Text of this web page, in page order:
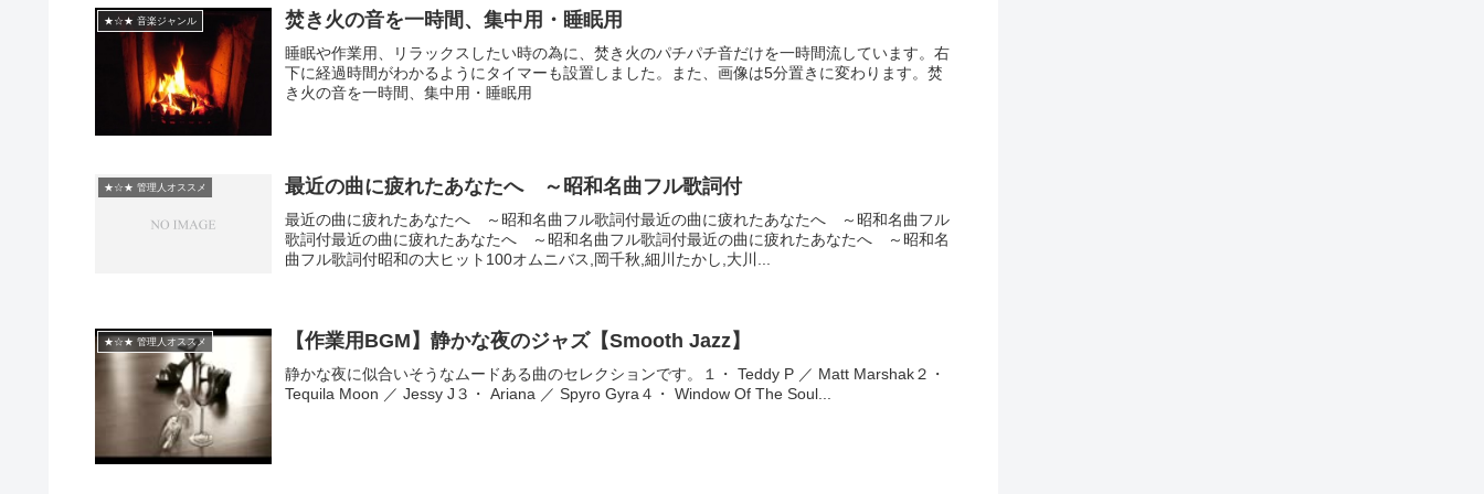
★☆★ 音楽ジャンル 焚き火の音を一時間、集中用・睡眠用
睡眠や作業用、リラックスしたい時の為に、焚き火のパチパチ音だけを一時間流しています。右
下に経過時間­がわかるようにタイマーも設置しました。また、画像は5分置きに変わります。焚
き火の音を一時間、集中用・睡眠用
★☆★ 管理人オススメ 最近の曲に疲れたあなたへ ～昭和名曲フル歌詞付
最近の曲に疲れたあなたへ ～昭和名曲フル歌詞付最近の曲に疲れたあなたへ ～昭和名曲フル
歌詞付最近の曲に疲れたあなたへ ～昭和名曲フル歌詞付最近の曲に疲れたあなたへ ～昭和名
曲フル歌詞付昭和の大ヒット100オムニバス,岡千秋,細川たかし,大川...
★☆★ 管理人オススメ 【作業用BGM】静かな夜のジャズ【Smooth Jazz】
静かな夜に似合いそうなムードある曲のセレクションです。１・ Teddy P ／ Matt Marshak２・
Tequila Moon ／ Jessy J３・ Ariana ／ Spyro Gyra４・ Window Of The Soul...